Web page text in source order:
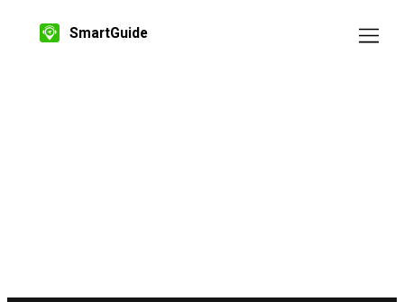
SmartGuide